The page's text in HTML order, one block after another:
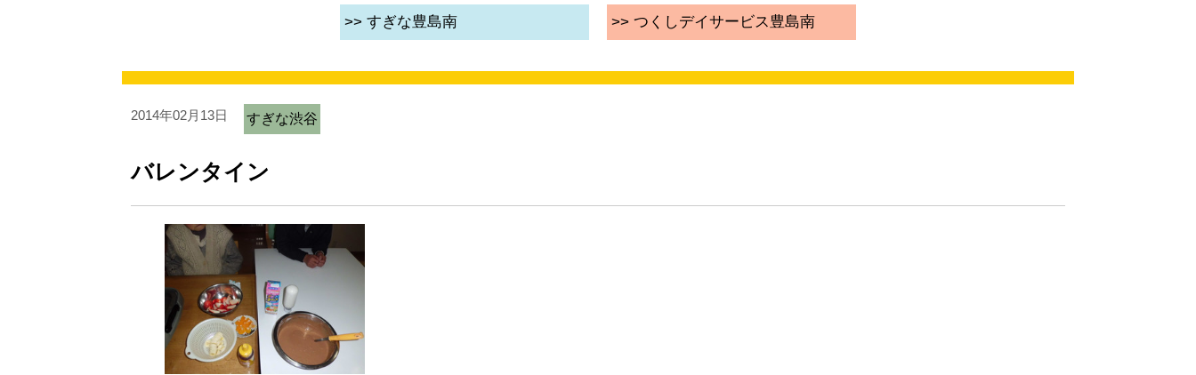
>> すぎな豊島南 >> つくしデイサービス豊島南
2014年02月13日 すぎな渋谷
バレンタイン